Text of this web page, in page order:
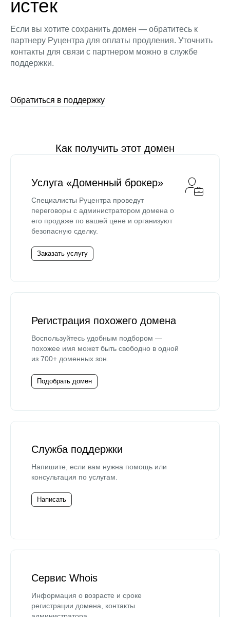
истек
Если вы хотите сохранить домен — обратитесь к
партнеру Руцентра для оплаты продления. Уточнить
контакты для связи с партнером можно в службе
поддержки.
Обратиться в поддержку
Как получить этот домен
Услуга «Доменный брокер»
Специалисты Руцентра проведут
переговоры с администратором домена о
его продаже по вашей цене и организуют
безопасную сделку.
Заказать услугу
Регистрация похожего домена
Воспользуйтесь удобным подбором —
похожее имя может быть свободно в одной
из 700+ доменных зон.
Подобрать домен
Служба поддержки
Напишите, если вам нужна помощь или
консультация по услугам.
Написать
Сервис Whois
Информация о возрасте и сроке
регистрации домена, контакты